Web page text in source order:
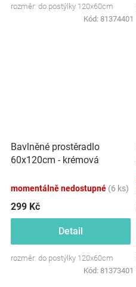
rozměr: do postýlky 120x60cm
Kód: 81374401
Bavlněné prostěradlo
60x120cm - krémová
momentálně nedostupné (6 ks)
299 Kč
Detail
rozměr: do postýlky 120x60cm
Kód: 81373401